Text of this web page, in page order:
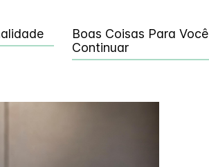
Boas Coisas Para Você
Continuar